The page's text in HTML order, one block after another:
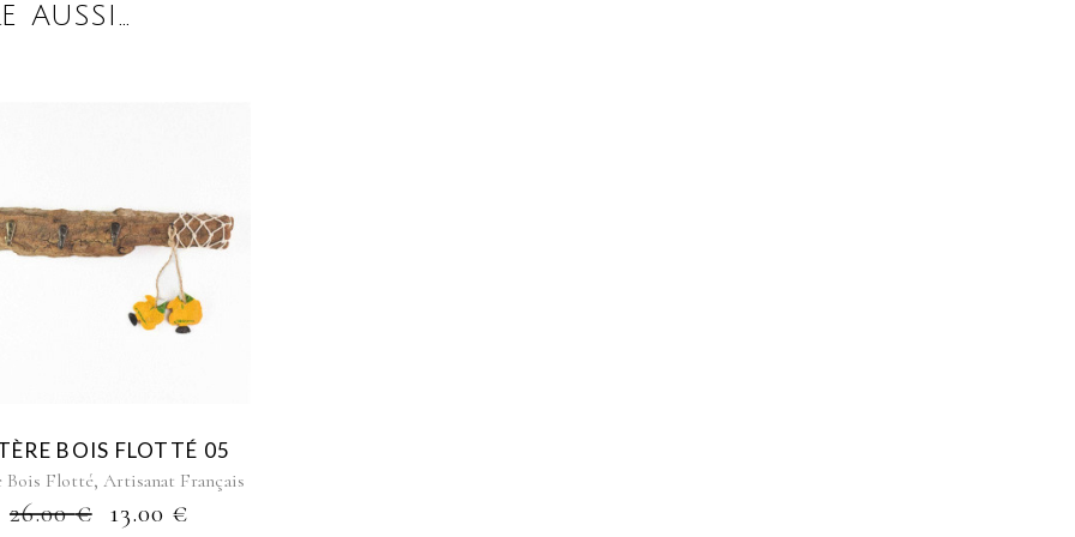
AUSSI…
BOIS FLOTTÉ 05
Bois Flotté,Artisanat Français
26.00€ 13.00 €